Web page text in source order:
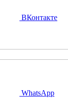
ВКонтакте
WhatsApp